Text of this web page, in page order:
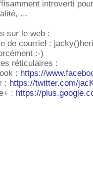
introverti
...
sur le web :
de courriel :
:-)
réticulaires :
: https://
: https://twitter.com/
: https://